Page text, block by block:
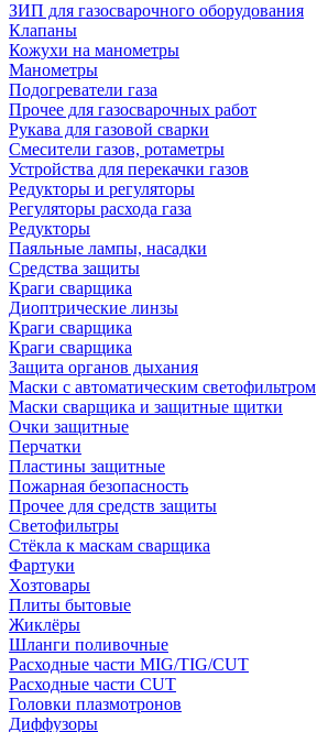
ЗИП для газосварочного оборудования
Клапаны
Кожухи на манометры
Манометры
Подогреватели газа
Прочее для газосварочных работ
Рукава для газовой сварки
Смесители газов, ротаметры
Устройства для перекачки газов
Редукторы и регуляторы
Регуляторы расхода газа
Редукторы
Паяльные лампы, насадки
Средства защиты
Краги сварщика
Диоптрические линзы
Краги сварщика
Краги сварщика
Защита органов дыхания
Маски с автоматическим светофильтром
Маски сварщика и защитные щитки
Очки защитные
Перчатки
Пластины защитные
Пожарная безопасность
Прочее для средств защиты
Светофильтры
Стёкла к маскам сварщика
Фартуки
Хозтовары
Плиты бытовые
Жиклёры
Шланги поливочные
Расходные части MIG/TIG/CUT
Расходные части CUT
Головки плазмотронов
Диффузоры